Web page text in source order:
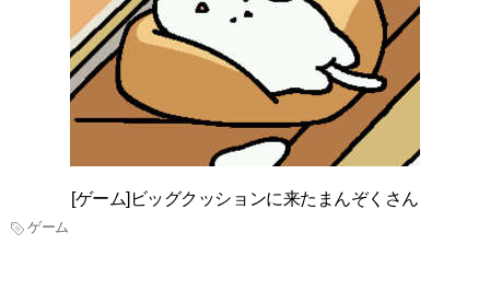
[ゲーム]ビッグクッションに来たまんぞくさん
ゲーム